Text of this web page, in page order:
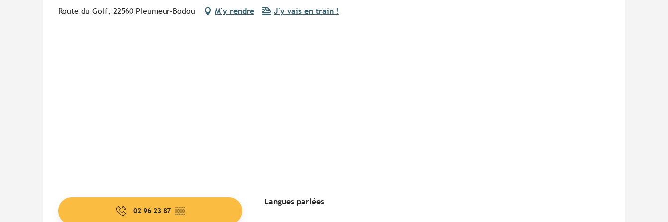
Route du Golf, 22560 Pleumeur-Bodou M'y rendre J'y vais en train !
02 96 23 87 ▒▒
Langues parlées
Langues parlées